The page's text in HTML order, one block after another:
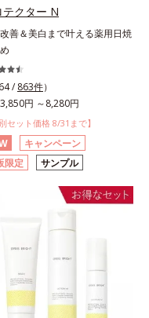
テクター N
善＆美白まで叶える薬用日焼
/ 863件）
円 ～8,280円
別セット価格 8/31まで】
キャンペーン
限定
サンプル